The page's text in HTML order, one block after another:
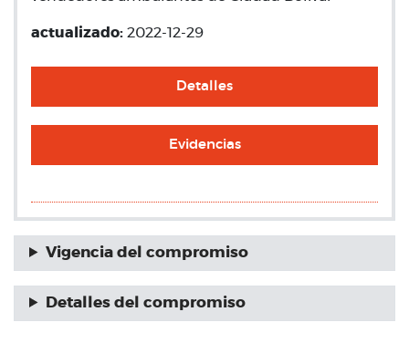
actualizado: 2022-12-29
Detalles
Evidencias
Vigencia del compromiso
Detalles del compromiso